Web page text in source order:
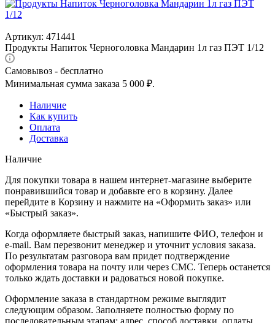
Артикул: 471441
Продукты Напиток Черноголовка Мандарин 1л газ ПЭТ 1/12
Самовывоз - бесплатно
Минимальная сумма заказа 5 000 ₽.
Наличие
Как купить
Оплата
Доставка
Наличие
Для покупки товара в нашем интернет-магазине выберите
понравившийся товар и добавьте его в корзину. Далее
перейдите в Корзину и нажмите на «Оформить заказ» или
«Быстрый заказ».
Когда оформляете быстрый заказ, напишите ФИО, телефон и
e-mail. Вам перезвонит менеджер и уточнит условия заказа.
По результатам разговора вам придет подтверждение
оформления товара на почту или через СМС. Теперь останется
только ждать доставки и радоваться новой покупке.
Оформление заказа в стандартном режиме выглядит
следующим образом. Заполняете полностью форму по
последовательным этапам: адрес, способ доставки, оплаты,